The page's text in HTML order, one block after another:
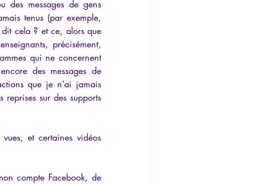
des messages de gens
tenus (par exemple,
dit cela ? et ce, alors que
précisément,
qui ne concernent
des messages de
que je n’ai jamais
sur des supports
et certaines vidéos
compte Facebook, de